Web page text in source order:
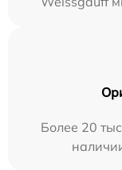
Более 20